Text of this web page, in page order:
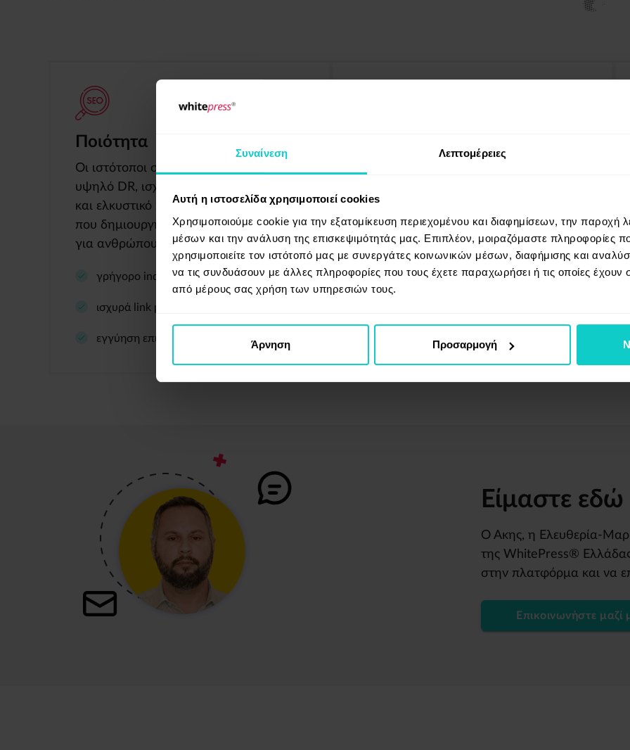
Συναίνεση Λεπτομέρειες
Αυτή η ιστοσελίδα χρησιμοποιεί cookies
Χρησιμοποιούμε cookie για την εξατομίκευση περιεχομένου και διαφημίσεων, την παροχή
μέσων και την ανάλυση της επισκεψιμότητάς μας. Επιπλέον, μοιραζόμαστε πληροφορίες
χρησιμοποιείτε τον ιστότοπό μας με συνεργάτες κοινωνικών μέσων, διαφήμισης και
να τις συνδυάσουν με άλλες πληροφορίες που τους έχετε παραχωρήσει ή τις οποίες έχουν
από μέρους σας χρήση των υπηρεσιών τους.
Άρνηση Προσαρμογή
Ποιότητα
Οι ιστότοποι στην πλατφόρμα έχουν
υψηλό DR, ισχυρό link profile, εμβέλεια
και ελκυστικό περιεχόμενο
που δημιουργήθηκε από ανθρώπους
για ανθρώπους.
γρήγορο indexation
ισχυρά link profiles
εγγύηση επισκεψιμότητας
διαδικασίες.
εγγυημένη ταχύτητα
πολλαπλοί τύποι περιεχομένου
Είμαστε
Ο Άκης, η Ελευθερία-
της WhitePress®
στην πλατφόρμα και να
Επικοινωνήστε μαζί